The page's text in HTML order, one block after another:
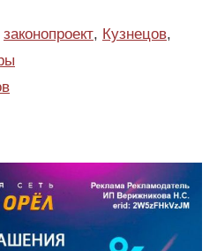
законопроект, Кузнецов,